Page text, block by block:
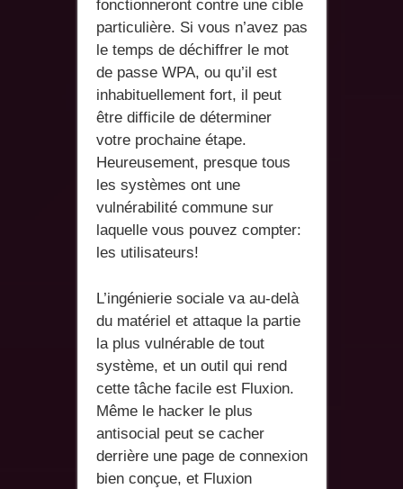
fonctionneront contre une cible
particulière. Si vous n’avez pas
le temps de déchiffrer le mot
de passe WPA, ou qu’il est
inhabituellement fort, il peut
être difficile de déterminer
votre prochaine étape.
Heureusement, presque tous
les systèmes ont une
vulnérabilité commune sur
laquelle vous pouvez compter:
les utilisateurs!
L’ingénierie sociale va au-delà
du matériel et attaque la partie
la plus vulnérable de tout
système, et un outil qui rend
cette tâche facile est Fluxion.
Même le hacker le plus
antisocial peut se cacher
derrière une page de connexion
bien conçue, et Fluxion